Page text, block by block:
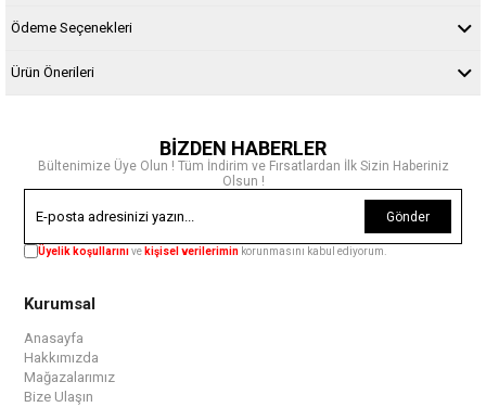
Ödeme Seçenekleri
Ürün Önerileri
BİZDEN HABERLER
Bültenimize Üye Olun ! Tüm İndirim ve Fırsatlardan İlk Sizin Haberiniz
Olsun !
Gönder
Üyelik koşullarınıve kişisel verilerimin korunmasını kabul ediyorum.
Kurumsal
Anasayfa
Hakkımızda
Mağazalarımız
Bize Ulaşın